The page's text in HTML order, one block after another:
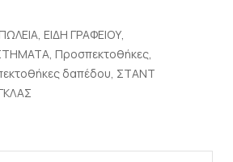
, ΕΙΔΗ ΓΡΑΦΕΙΟΥ,
, Προσπεκτοθήκες,
δαπέδου, ΣΤΑΝΤ